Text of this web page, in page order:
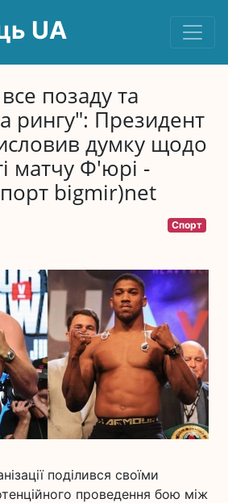
UA
позаду та
рингу": Президент
думку щодо
матчу Ф'юрі -
bigmir)net
Спорт
поділився своїми
проведення бою між